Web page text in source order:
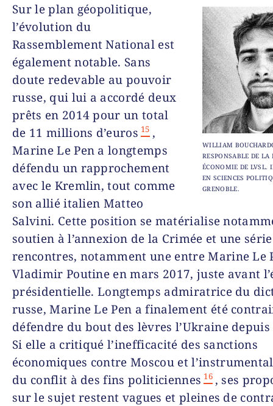
WILLIAM
RESPONSABLE DE LA
ÉCONOMIE DE LVSL.
EN SCIENCES
GRENOBLE.
Sur le plan géopolitique,
l’évolution du
Rassemblement National est
également notable. Sans
doute redevable au pouvoir
russe, qui lui a accordé deux
prêts en 2014 pour un total
de 11 millions d’euros 15 ,
Marine Le Pen a longtemps
défendu un rapprochement
avec le Kremlin, tout comme
son allié italien Matteo
Salvini. Cette position se matérialise
soutien à l’annexion de la Crimée et une
rencontres, notamment une entre Marine Le
Vladimir Poutine en mars 2017, juste avant
présidentielle. Longtemps admiratrice du
russe, Marine Le Pen a finalement été
défendre du bout des lèvres l’Ukraine
Si elle a critiqué l’inefficacité des sanctions
économiques contre Moscou et
du conflit à des fins politiciennes 16 , ses
sur le sujet restent vagues et pleines de